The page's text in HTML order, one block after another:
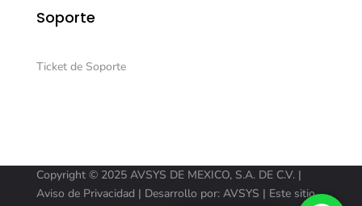
Soporte
Ticket de Soporte
Copyright ©2025 AVSYS DE MEXICO, S.A. DE C.V. |
Aviso de Privacidad | Desarrollo por: AVSYS | Este sitio